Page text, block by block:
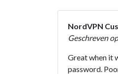
NordVPN
Geschreven
Great when it
password.